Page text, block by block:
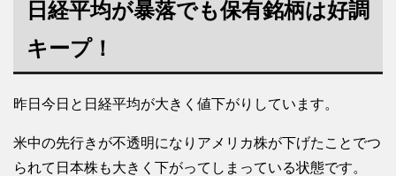
日経平均が暴落でも保有銘柄は好調
キープ！
昨日今日と日経平均が大きく値下がりしています。
米中の先行きが不透明になりアメリカ株が下げたことでつ
られて日本株も大きく下がってしまっている状態です。